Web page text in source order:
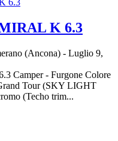
K 6.3
(Ancona) - Luglio 9,
Camper - Furgone Colore
Tour (SKY LIGHT
(Techo trim...